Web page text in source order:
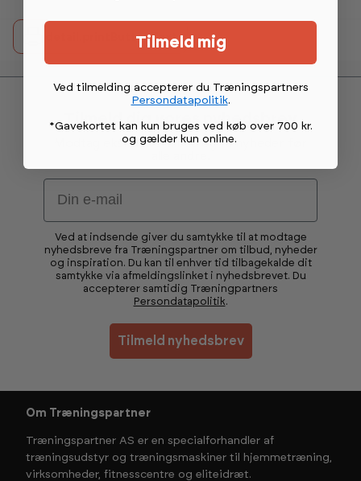
detail.printButtonText
Tilmeld dig vores nyhedsbrev
Modtag eksklusive tilbud og få nyheder før
Email
Ved at indsende giver du samtykke til at modtage
nyhedsbreve fra Træningspartner om tilbud, nyheder
og inspiration. Du kan til enhver tid tilbagekalde dit
samtykke via afmeldingslinket i nyhedsbrevet. Du
accepterer samtidig Træningpartners
Persondatapolitik.
Tilmeld nyhedsbrev
Om Træningspartner
Træningspartner AS er en specialforhandler af
træningsudstyr og træningsmaskiner til hjemmetræning,
virksomheder, fitnesscentre og eliteidræt.
Tilmeld mig
Ved tilmelding accepterer du Træningspartners
Persondatapolitik.
*Gavekortet kan kun bruges ved køb over 700 kr.
og gælder kun online.